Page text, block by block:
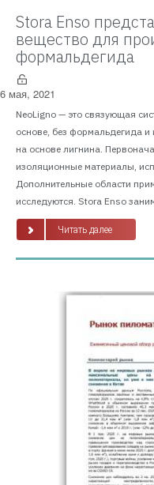
Stora Enso
вещество для
формальдегида
6 мая, 2021
NeoLigno — это связующая
основе, без формальдегида и
на основе лигнина.
изоляционные материалы,
Дополнительные области
исследуются. Stora Enso
Читать далее